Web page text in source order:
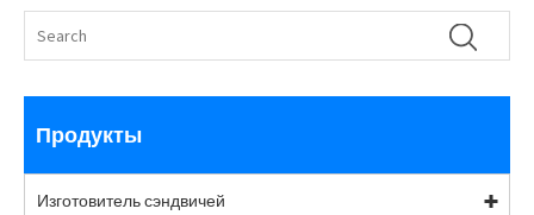
Продукты
Изготовитель сэндвичей